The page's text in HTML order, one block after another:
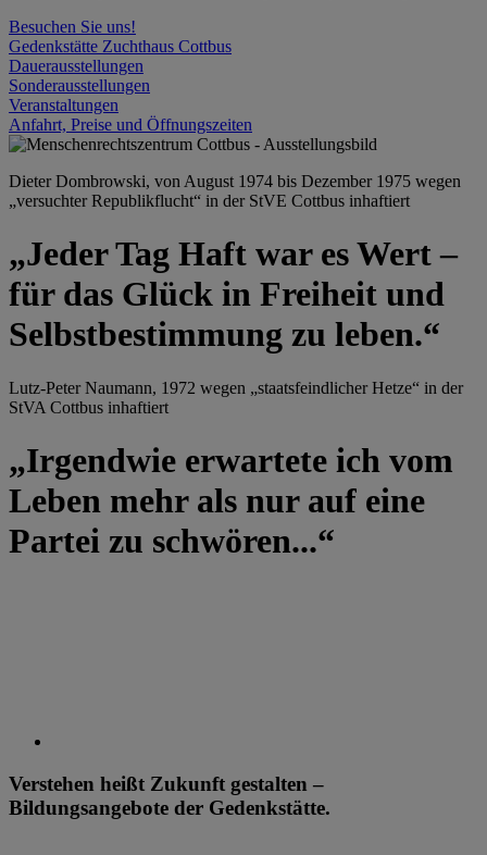
Besuchen Sie uns!
Gedenkstätte Zuchthaus Cottbus
Dauerausstellungen
Sonderausstellungen
Veranstaltungen
Anfahrt, Preise und Öffnungszeiten
Dieter Dombrowski, von August 1974 bis Dezember 1975 wegen
„versuchter Republikflucht“ in der StVE Cottbus inhaftiert
„Jeder Tag Haft war es Wert –
für das Glück in Freiheit und
Selbstbestimmung zu leben.“
Lutz-Peter Naumann, 1972 wegen „staatsfeindlicher Hetze“ in der
StVA Cottbus inhaftiert
„Irgendwie erwartete ich vom
Leben mehr als nur auf eine
Partei zu schwören...“
Verstehen heißt Zukunft gestalten –
Bildungsangebote der Gedenkstätte.